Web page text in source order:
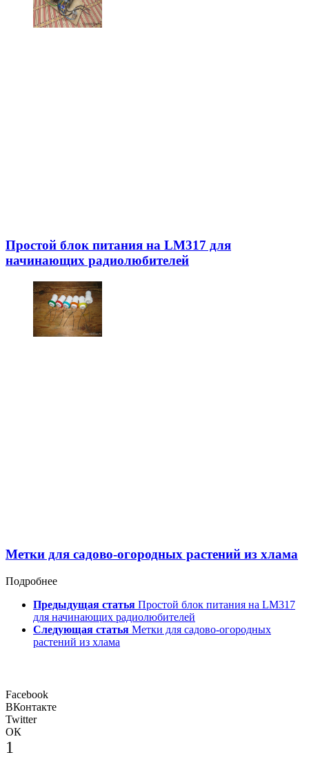
Простой блок питания на LM317 для
начинающих радиолюбителей
Метки для садово-огородных растений из хлама
Подробнее
Предыдущая статья Простой блок питания на LM317
для начинающих радиолюбителей
Следующая статья Метки для садово-огородных
растений из хлама
Facebook
ВКонтакте
Twitter
ОК
1